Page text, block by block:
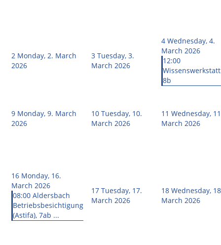
2 Monday, 2. March
2026
3 Tuesday, 3.
March 2026
4 Wednesday, 4.
March 2026
12:00
Wissenswerkstatt
8b
9 Monday, 9. March
2026
10 Tuesday, 10.
March 2026
11 Wednesday,
March 2026
16 Monday, 16.
March 2026
08:00 Aldersbach
Betriebsbesichtigung
(Astifa), 7ab ...
17 Tuesday, 17.
March 2026
18 Wednesday,
March 2026